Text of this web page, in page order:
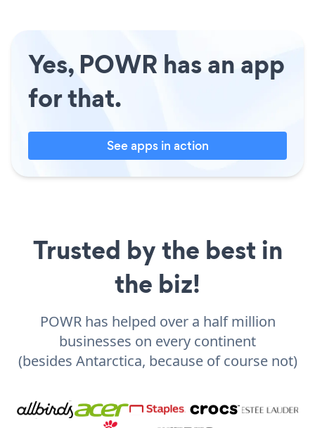
Yes, POWR has an app
for that.
See apps in action
Trusted by the best in
the biz!
POWR has helped over a half million
businesses on every continent
(besides Antarctica, because of course not)